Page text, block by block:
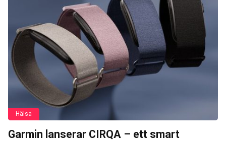
Hälsa
Garmin lanserar CIRQA – ett smart